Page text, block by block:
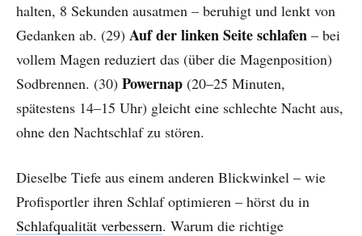
halten, 8 Sekunden ausatmen – beruhigt und lenkt von
Gedanken ab. (29) Auf der linken Seite schlafen – bei
vollem Magen reduziert das (über die Magenposition)
Sodbrennen. (30) Powernap (20–25 Minuten,
spätestens 14–15 Uhr) gleicht eine schlechte Nacht aus,
ohne den Nachtschlaf zu stören.
Dieselbe Tiefe aus einem anderen Blickwinkel – wie
Profisportler ihren Schlaf optimieren – hörst du in
Schlafqualität verbessern. Warum die richtige